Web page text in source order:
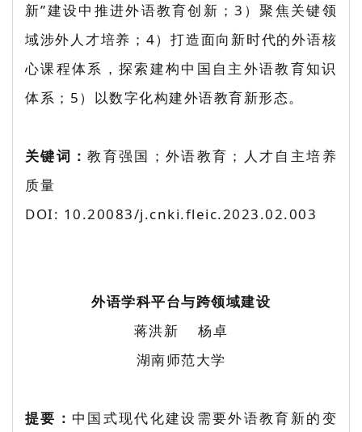
新”建设中推进外语教育创新；3）聚焦关键领
域涉外人才培养；4）打造面向新时代的外语核
心课程体系，探索建构中国自主外语教育知识
体系；5）以数字化构建外语教育新形态。
关键词：教育强国；外语教育；人才自主培养
质量
DOI: 10.20083/j.cnki.fleic.2023.02.003
外语学科平台与跨领域建设
蒋洪新 杨卓
湖南师范大学
提要： 中国式现代化建设需要外语教育新的变